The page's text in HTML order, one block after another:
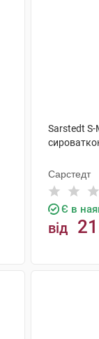
Sarstedt S-
Сарстедт
Є в
від